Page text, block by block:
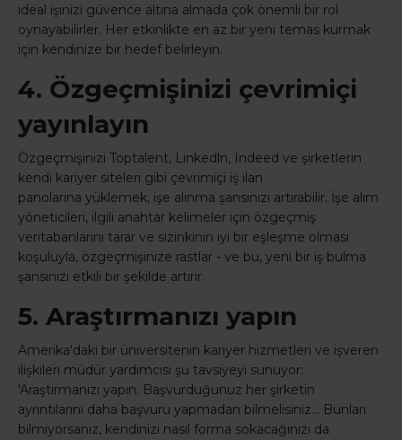
ideal işinizi güvence altına almada çok önemli bir rol
oynayabilirler. Her etkinlikte en az bir yeni temas kurmak
için kendinize bir hedef belirleyin.
4. Özgeçmişinizi çevrimiçi
yayınlayın
Özgeçmişinizi Toptalent, Linkedln, Indeed ve şirketlerin
kendi kariyer siteleri gibi çevrimiçi iş ilan
panolarına yüklemek, işe alınma şansınızı artırabilir. İşe alım
yöneticileri, ilgili anahtar kelimeler için özgeçmiş
veritabanlarını tarar ve sizinkinin iyi bir eşleşme olması
koşuluyla, özgeçmişinize rastlar - ve bu, yeni bir iş bulma
şansınızı etkili bir şekilde artırır.
5. Araştırmanızı yapın
Amerika'daki bir üniversitenin kariyer hizmetleri ve işveren
ilişkileri müdür yardımcısı şu tavsiyeyi sunuyor:
'Araştırmanızı yapın. Başvurduğunuz her şirketin
ayrıntılarını daha başvuru yapmadan bilmelisiniz… Bunları
bilmiyorsanız, kendinizi nasıl forma sokacağınızı da